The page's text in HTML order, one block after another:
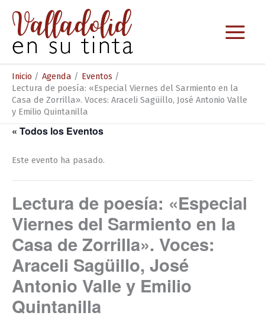
contenido
Inicio Agenda
Eventos
Lectura de poesía: «Especial Viernes del Sarmiento en la
Casa de Zorrilla». Voces: Araceli Sagüillo, José Antonio Valle
y Emilio Quintanilla
« Todos los Eventos
Este evento ha pasado.
Lectura de poesía: «Especial
Viernes del Sarmiento en la
Casa de Zorrilla». Voces:
Araceli Sagüillo, José
Antonio Valle y Emilio
Quintanilla